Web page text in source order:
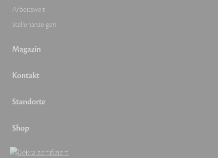
Arbeitswelt
Stellenanzeigen
Magazin
Kontakt
Standorte
Shop